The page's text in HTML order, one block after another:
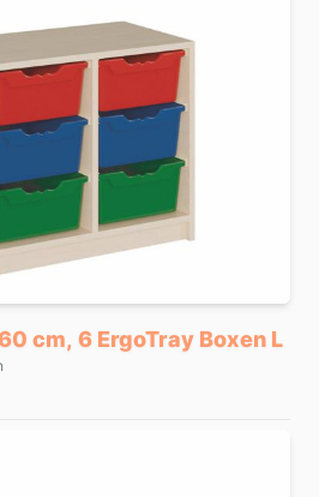
cm, 6 ErgoTray Boxen L